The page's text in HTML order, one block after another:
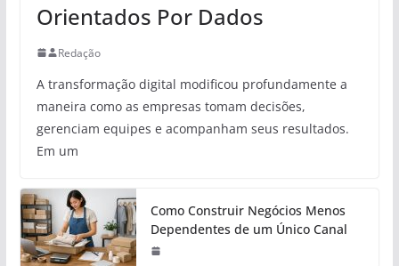
Orientados Por Dados
Redação
A transformação digital modificou profundamente a
maneira como as empresas tomam decisões,
gerenciam equipes e acompanham seus resultados.
Em um
Como Construir Negócios Menos
Dependentes de um Único Canal